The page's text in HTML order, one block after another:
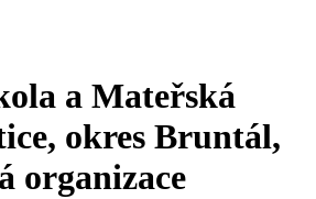
a Mateřská
okres Bruntál,
organizace